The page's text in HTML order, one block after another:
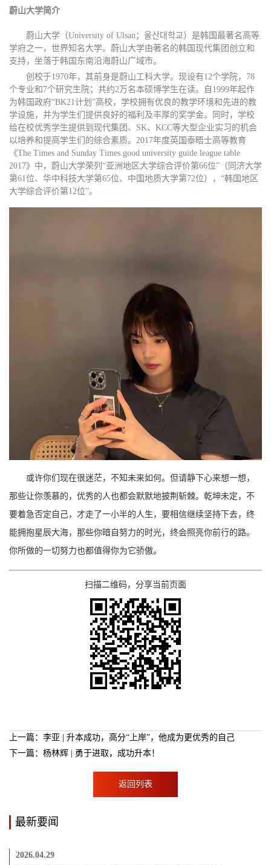
蔚山大学简介
蔚山大学（University of Ulsan；울산대학교）是韩国最著名高等
学府之一，世界知名大学。蔚山大学由著名的韩国现代集团创立和
支持，坐落于韩国东南沿海蔚山广域市。
创校于1970年，其前身是蔚山工科大学。现设有12个学院，78
个专业和7个研究生院；共约2万名本硕博学生在读。自1999年起作
为韩国政府“BK21计划”高校，学校拥有优良的教学环境和先进的教
学设施，并为学生们提供良好的福利及丰厚的奖学金。同时，学校
给在校优秀学生提供到现代集团、SK、KCC等大型企业实习的机会
以培养和提高学生们的综合素质。2017年度英国泰晤士高等教育
《The Times and Sunday Times good university guide league table
2017》中，蔚山大学荣列“亚洲地区大学综合评价第66位”（同济大学
第61位、华中科技大学第65位、中国地质大学第72位），“韩国地区
大学综合评价第12位”。
或许你们现在很迷茫，不知未来如何。但请静下心来想一想，
那些让你羡慕的，优秀的人也都会默默地披荆斩棘。乾坤未定，不
要着急否定自己，才走了一小半的人生，要相信继续坚持下去，终
能拥抱星辰大海，那些你暗自努力的时光，终会照亮你前行的路。
你所做的一切努力也都值得你为它骄傲。
扫描二维码，分享当前页面
上一篇：李亚 | 升本成功，高分“上岸”，他成为更优秀的自己
下一篇：杨林辉 | 勇于进取，成功升本！
返回列表
最新要闻
2026.04.29